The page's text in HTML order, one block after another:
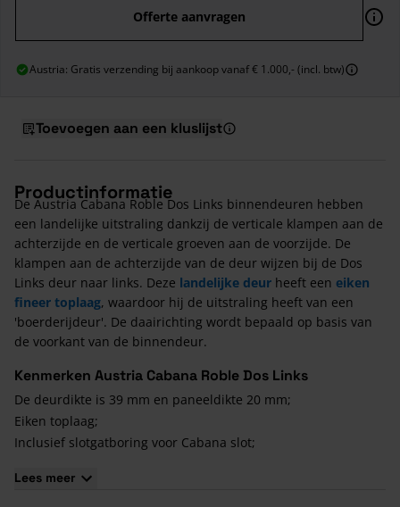
Offerte aanvragen
Austria: Gratis verzending bij aankoop vanaf € 1.000,- (incl. btw)
Toevoegen aan een kluslijst
Productinformatie
De Austria Cabana Roble Dos Links binnendeuren hebben
een landelijke uitstraling dankzij de verticale klampen aan de
achterzijde en de verticale groeven aan de voorzijde. De
klampen aan de achterzijde van de deur wijzen bij de Dos
Links deur naar links. Deze landelijke deur heeft een eiken
fineer toplaag, waardoor hij de uitstraling heeft van een
'boerderijdeur'. De daairichting wordt bepaald op basis van
de voorkant van de binnendeur.
Kenmerken Austria Cabana Roble Dos Links
De deurdikte is 39 mm en paneeldikte 20 mm;
Eiken toplaag;
Inclusief slotgatboring voor Cabana slot;
Enkel te bestellen in stompe uitvoering;
Lees meer